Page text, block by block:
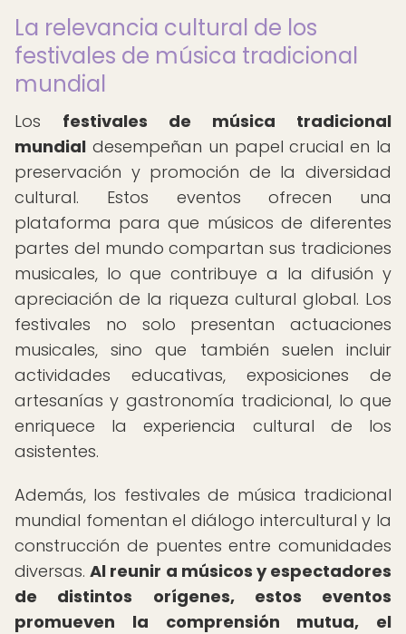
La relevancia cultural de los
festivales de música tradicional
mundial
Los festivales de música tradicional
mundial desempeñan un papel crucial en la
preservación y promoción de la diversidad
cultural. Estos eventos ofrecen una
plataforma para que músicos de diferentes
partes del mundo compartan sus tradiciones
musicales, lo que contribuye a la difusión y
apreciación de la riqueza cultural global. Los
festivales no solo presentan actuaciones
musicales, sino que también suelen incluir
actividades educativas, exposiciones de
artesanías y gastronomía tradicional, lo que
enriquece la experiencia cultural de los
asistentes.
Además, los festivales de música tradicional
mundial fomentan el diálogo intercultural y la
construcción de puentes entre comunidades
diversas.Al reunir a músicos y espectadores
de distintos orígenes, estos eventos
promueven la comprensión mutua, el